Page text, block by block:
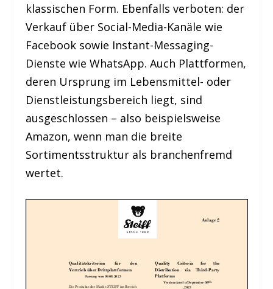
klassischen Form. Ebenfalls verboten: der
Verkauf über Social-Media-Kanäle wie
Facebook sowie Instant-Messaging-
Dienste wie WhatsApp. Auch Plattformen,
deren Ursprung im Lebensmittel- oder
Dienstleistungsbereich liegt, sind
ausgeschlossen – also beispielsweise
Amazon, wenn man die breite
Sortimentsstruktur als branchenfremd
wertet.